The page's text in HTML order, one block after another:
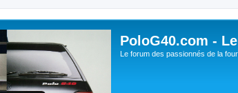
PoloG40.com -
Le forum des passionnés de la